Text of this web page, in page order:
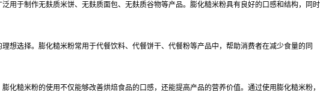
用于制作无麸质米饼、无麸质面包、无麸质谷物等产品。膨化糙米粉具有良好的口感和结构，同时
想选择。膨化糙米粉常用于代餐饮料、代餐饼干、代餐粉等产品中，帮助消费者在减少食量的同
糙米粉的使用不仅能够改善烘焙食品的口感，还能提高产品的营养价值。通过使用膨化糙米粉，